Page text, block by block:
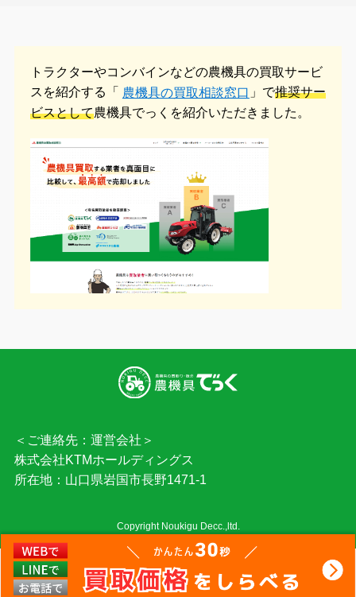
トラクターやコンバインなどの農機具の買取サービ
スを紹介する「 農機具の買取相談窓口 」で推奨サー
ビスとして農機具でっくを紹介いただきました。
＜ご連絡先：運営会社＞
株式会社KTMホールディングス
所在地：山口県岩国市長野1471-1
Copyright Noukigu Decc.,ltd.